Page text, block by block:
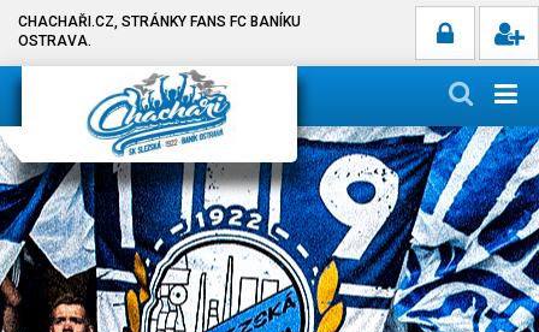
CHACHAŘI.CZ, STRÁNKY FANS FC BANÍKU
OSTRAVA.